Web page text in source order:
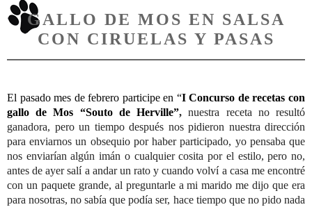
GALLO DE MOS EN SALSA
CON CIRUELAS Y PASAS
El pasado mes de febrero participe en “I Concurso de recetas con
gallo de Mos “Souto de Herville”,nuestra receta no resultó
ganadora, pero un tiempo después nos pidieron nuestra dirección
para enviarnos un obsequio por haber participado, yo pensaba que
nos enviarían algún imán o cualquier cosita por el estilo, pero no,
antes de ayer salí a andar un rato y cuando volví a casa me encontré
con un paquete grande, al preguntarle a mi marido me dijo que era
para nosotras, no sabía que podía ser, hace tiempo que no pido nada